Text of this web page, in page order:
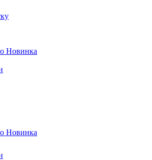
Новинка
Новинка